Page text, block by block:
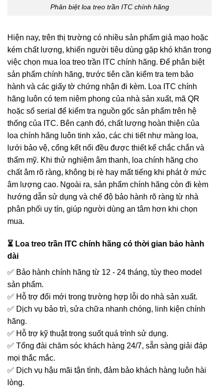
Phân biệt loa treo trần ITC chính hãng
Hiện nay, trên thị trường có nhiều sản phẩm giả mạo hoặc
kém chất lượng, khiến người tiêu dùng gặp khó khăn trong
việc chọn mua loa treo trần ITC chính hãng. Để phân biệt
sản phẩm chính hãng, trước tiên cần kiểm tra tem bảo
hành và các giấy tờ chứng nhận đi kèm. Loa ITC chính
hãng luôn có tem niêm phong của nhà sản xuất, mã QR
hoặc số serial để kiểm tra nguồn gốc sản phẩm trên hệ
thống của ITC. Bên cạnh đó, chất lượng hoàn thiện của
loa chính hãng luôn tinh xảo, các chi tiết như màng loa,
lưới bảo vệ, cổng kết nối đều được thiết kế chắc chắn và
thẩm mỹ. Khi thử nghiệm âm thanh, loa chính hãng cho
chất âm rõ ràng, không bị rè hay mất tiếng khi phát ở mức
âm lượng cao. Ngoài ra, sản phẩm chính hãng còn đi kèm
hướng dẫn sử dụng và chế độ bảo hành rõ ràng từ nhà
phân phối uy tín, giúp người dùng an tâm hơn khi chọn
mua.
⏳ Loa treo trần ITC chính hãng có thời gian bảo hành
dài
✅ Bảo hành chính hãng từ 12 - 24 tháng, tùy theo model
sản phẩm.
✅ Hỗ trợ đổi mới trong trường hợp lỗi do nhà sản xuất.
✅ Dịch vụ bảo trì, sửa chữa nhanh chóng, linh kiện chính
hãng.
✅ Hỗ trợ kỹ thuật trong suốt quá trình sử dụng.
✅ Tổng đài chăm sóc khách hàng 24/7, sẵn sàng giải đáp
mọi thắc mắc.
✅ Dịch vụ hậu mãi tận tình, đảm bảo khách hàng luôn hài
lòng.